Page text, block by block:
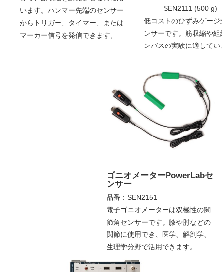
います。ハンマー先端のセンサー
からトリガー、タイマー、または
マーカー信号を発信できます。
SEN2111 (500 g)
低コストのひずみゲージ
ンサーです。筋収縮や
ンバスの実験に適してい
ゴニオメーターPowerLabセ
ンサー
品番：SEN2151
電子ゴニオメーターは双極性の関
節角センサーです。膝や肘などの
関節に使用でき、医学、解剖学、
生理学分野で活用できます。